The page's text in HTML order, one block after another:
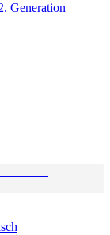
Generation